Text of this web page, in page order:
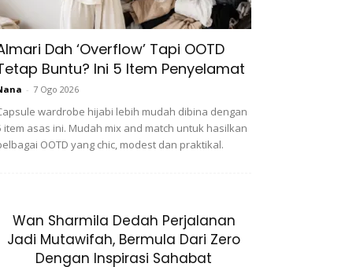
Dah ‘Overflow’ Tapi OOTD
Buntu? Ini 5 Item Penyelamat
- 7 Ogo 2026
wardrobe hijabi lebih mudah dibina dengan
item asas ini. Mudah mix and match untuk hasilkan
OOTD yang chic, modest dan praktikal.
Wan Sharmila Dedah Perjalanan
Jadi Mutawifah, Bermula Dari Zero
Dengan Inspirasi Sahabat